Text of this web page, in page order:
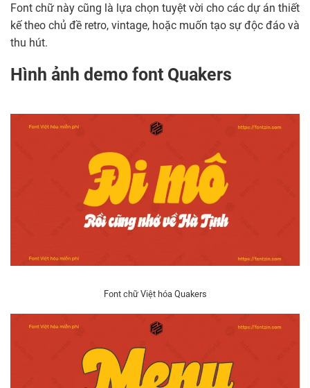
Font chữ này cũng là lựa chọn tuyệt vời cho các dự án thiết
kế theo chủ đề retro, vintage, hoặc muốn tạo sự độc đáo và
thu hút.
Hình ảnh demo font Quakers
Font chữ Việt hóa Quakers